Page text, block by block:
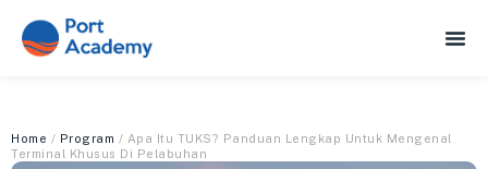
Home / Program / Apa Itu TUKS? Panduan Lengkap Untuk Mengenal
Terminal Khusus Di Pelabuhan